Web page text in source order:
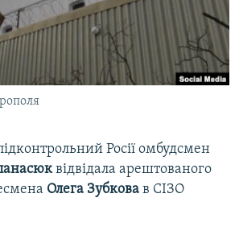
КРИМУ
Росії омбудсмен
відвідала арештованого
Олега Зубкова в СІЗО